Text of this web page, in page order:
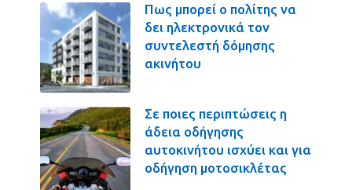
Πως μπορεί ο πολίτης να
δει ηλεκτρονικά τον
συντελεστή δόμησης
ακινήτου
Σε ποιες περιπτώσεις η
άδεια οδήγησης
αυτοκινήτου ισχύει και για
οδήγηση μοτοσικλέτας